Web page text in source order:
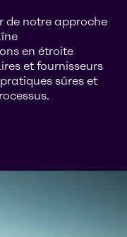
de notre approche
en étroite
et fournisseurs
sûres et